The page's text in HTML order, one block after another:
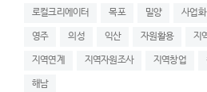
로컬크리에이터 목포 밀양 사업화
영주 의성 익산 자원활용 지
지역연계 지역자원조사 지역창업
해남